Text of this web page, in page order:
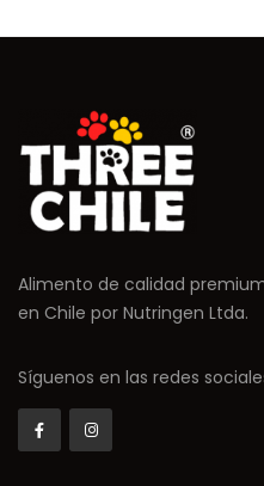
Alimento de calidad
en Chile por Nutringen Ltda.
Síguenos en las redes